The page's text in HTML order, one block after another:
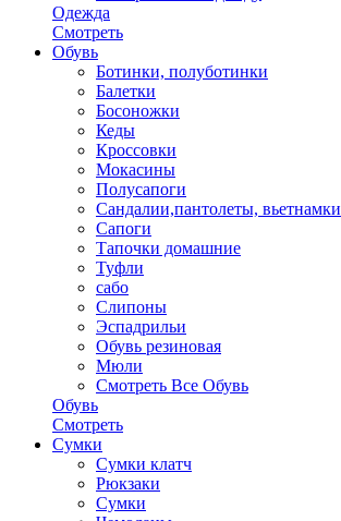
Одежда
Смотреть
Обувь
Ботинки, полуботинки
Балетки
Босоножки
Кеды
Кроссовки
Мокасины
Полусапоги
Сандалии,пантолеты, вьетнамки
Сапоги
Тапочки домашние
Туфли
сабо
Слипоны
Эспадрильи
Обувь резиновая
Мюли
Смотреть Все Обувь
Обувь
Смотреть
Сумки
Сумки клатч
Рюкзаки
Сумки